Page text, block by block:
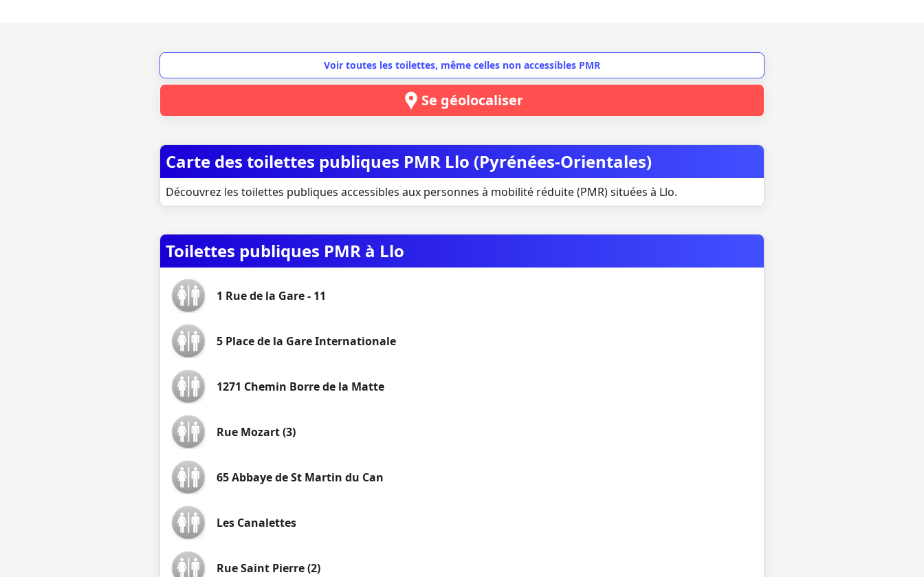
Voir toutes les toilettes, même celles non accessibles PMR
Se géolocaliser
Carte des toilettes publiques PMR Llo (Pyrénées-Orientales)
Découvrez les toilettes publiques accessibles aux personnes à mobilité réduite (PMR) situées à Llo.
Toilettes publiques PMR à Llo
1 Rue de la Gare - 11
5 Place de la Gare Internationale
1271 Chemin Borre de la Matte
Rue Mozart (3)
65 Abbaye de St Martin du Can
Les Canalettes
Rue Saint Pierre (2)